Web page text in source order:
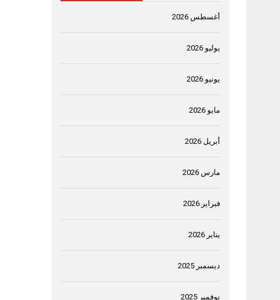
أغسطس 2026
يوليو 2026
يونيو 2026
مايو 2026
أبريل 2026
مارس 2026
فبراير 2026
يناير 2026
ديسمبر 2025
نوفمبر 2025